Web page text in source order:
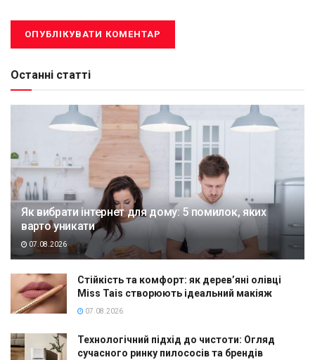
Останні статті
Як вибрати інтернет для дому: 5 помилок, яких
варто уникати
07.08.2026
Стійкість та комфорт: як дерев’яні олівці
Miss Tais створюють ідеальний макіяж
07.08.2026
Технологічний підхід до чистоти: Огляд
сучасного ринку пилососів та брендів